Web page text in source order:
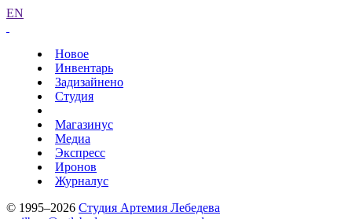
EN
Новое
Инвентарь
Задизайнено
Студия
Магазинус
Медиа
Экспресс
Иронов
Журналус
© 1995–2026 Студия Артемия Лебедева